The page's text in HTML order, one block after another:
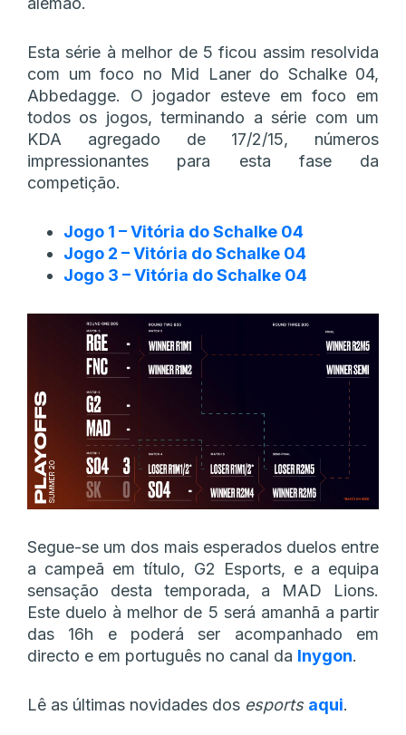
Esta série à melhor de 5 ficou assim resolvida
com um foco no Mid Laner do Schalke 04,
Abbedagge. O jogador esteve em foco em
todos os jogos, terminando a série com um
KDA agregado de 17/2/15, números
impressionantes para esta fase da
competição.
Jogo 1 – Vitória do Schalke 04
Jogo 2 – Vitória do Schalke 04
Jogo 3 – Vitória do Schalke 04
Segue-se um dos mais esperados duelos entre
a campeã em título, G2 Esports, e a equipa
sensação desta temporada, a MAD Lions.
Este duelo à melhor de 5 será amanhã a partir
das 16h e poderá ser acompanhado em
directo e em português no canal da Inygon.
Lê as últimas novidades dos esports aqui.